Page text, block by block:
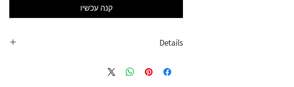
קנה עכשיו
Details